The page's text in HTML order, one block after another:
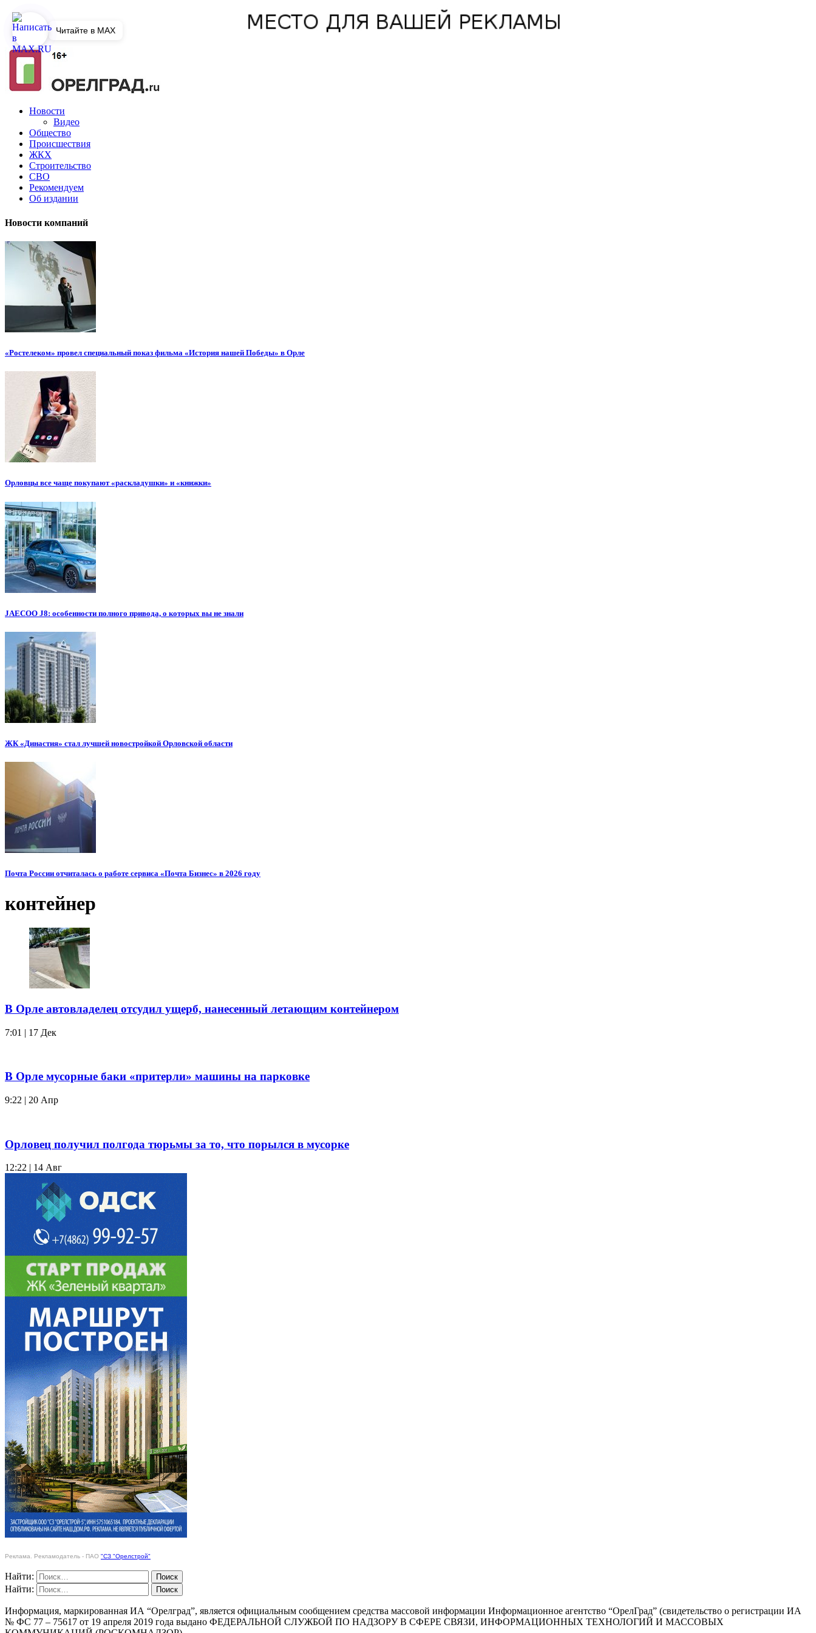
Новости
Видео
Общество
Происшествия
ЖКХ
Строительство
СВО
Рекомендуем
Об издании
Новости компаний
«Ростелеком» провел специальный показ фильма «История нашей Победы» в Орле
Орловцы все чаще покупают «раскладушки» и «книжки»
JAECOO J8: особенности полного привода, о которых вы не знали
ЖК «Династия» стал лучшей новостройкой Орловской области
Почта России отчиталась о работе сервиса «Почта Бизнес» в 2026 году
контейнер
В Орле автовладелец отсудил ущерб, нанесенный летающим контейнером
7:01 | 17 Дек
В Орле мусорные баки «притерли» машины на парковке
9:22 | 20 Апр
Орловец получил полгода тюрьмы за то, что порылся в мусорке
12:22 | 14 Авг
Реклама. Рекламодатель - ПАО "СЗ "Орелстрой"
Найти:
Найти:
Информация, маркированная ИА “Орелград”, является официальным сообщением средства массовой информации Информационное агентство “ОрелГрад” (свидетельство о регистрации ИА
№ ФС 77 – 75617 от 19 апреля 2019 года выдано ФЕДЕРАЛЬНОЙ СЛУЖБОЙ ПО НАДЗОРУ В СФЕРЕ СВЯЗИ, ИНФОРМАЦИОННЫХ ТЕХНОЛОГИЙ И МАССОВЫХ
Читайте в MAX